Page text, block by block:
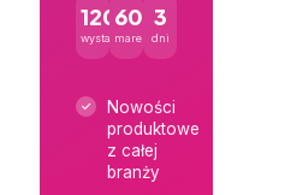
120+
wystawców
600+
marek
3
dni
Nowości
produktowe
z całej
branży